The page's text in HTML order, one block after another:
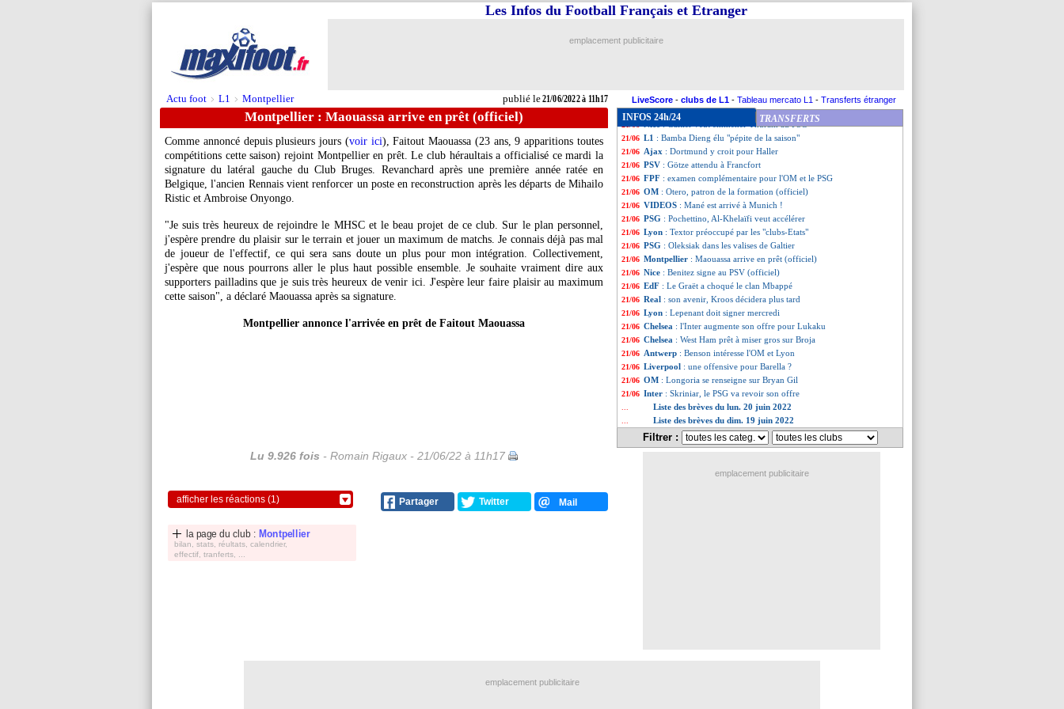
Actu foot > L1 > Montpellier publié le21/06/2022 à 11h17
Les Infos du Football Français et Etranger
emplacement publicitaire
LiveScore - clubs de L1 - Tableau mercato L1 - Transferts étranger
Montpellier : Maouassa arrive en prêt (officiel)
Comme annoncé depuis plusieurs jours (voir ici), Faitout Maouassa (23 ans, 9 apparitions toutes
compétitions cette saison) rejoint Montpellier en prêt. Le club héraultais a officialisé ce mardi la
signature du latéral gauche du Club Bruges. Revanchard après une première année ratée en
Belgique, l'ancien Rennais vient renforcer un poste en reconstruction après les départs de Mihailo
Ristic et Ambroise Onyongo.
"Je suis très heureux de rejoindre le MHSC et le beau projet de ce club. Sur le plan personnel,
j'espère prendre du plaisir sur le terrain et jouer un maximum de matchs. Je connais déjà pas mal
de joueur de l'effectif, ce qui sera sans doute un plus pour mon intégration. Collectivement,
j'espère que nous pourrons aller le plus haut possible ensemble. Je souhaite vraiment dire aux
supporters pailladins que je suis très heureux de venir ici. J'espère leur faire plaisir au maximum
cette saison", a déclaré Maouassa après sa signature.
Montpellier annonce l'arrivée en prêt de Faitout Maouassa
Lu 9.926 fois - Romain Rigaux - 21/06/22 à 11h17
afficher les réactions (1) Partager Twitter Mail
la page du club : Montpellier
bilan, stats, réultats, calendrier,
effectif, tranferts, ...
INFOS 24h/24 TRANSFERTS
21/06 PSG: un accord avec Lille pour Sanches ?
21/06 Salernitana : Cavani, une offre en préparation
21/06 Rosario
21/06 Real: Vinicius lève le doute pour son futur
21/06 Man Utd: ça avance pour Antony !
: Galtier veut emmener Thuram au PSG
21/06 L1 : Bamba Dieng élu "pépite de la saison"
21/06 Ajax : Dortmund y croit pour Haller
21/06 PSV : Götze attendu à Francfort
21/06 FPF : examen complémentaire pour l'OM et le PSG
21/06 OM : Otero, patron de la formation (officiel)
21/06 VIDEOS : Mané est arrivé à Munich !
21/06 PSG : Pochettino, Al-Khelaïfi veut accélérer
21/06 Lyon : Textor préoccupé par les "clubs-Etats"
21/06 PSG : Oleksiak dans les valises de Galtier
21/06 Montpellier : Maouassa arrive en prêt (officiel)
21/06 Nice : Benitez signe au PSV (officiel)
21/06 EdF : Le Graët a choqué le clan Mbappé
21/06 Real : son avenir, Kroos décidera plus tard
21/06 Lyon : Lepenant doit signer mercredi
21/06 Chelsea : l'Inter augmente son offre pour Lukaku
21/06 Chelsea : West Ham prêt à miser gros sur Broja
21/06 Antwerp : Benson intéresse l'OM et Lyon
21/06 Liverpool : une offensive pour Barella ?
21/06 OM : Longoria se renseigne sur Bryan Gil
21/06 Inter : Skriniar, le PSG va revoir son offre
Liste des brèves du lun. 20 juin 2022
Liste des brèves du dim. 19 juin 2022
Filtrer :
emplacement publicitaire
emplacement publicitaire